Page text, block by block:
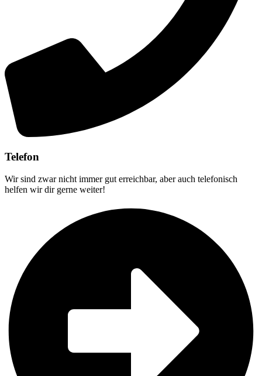
Telefon
Wir sind zwar nicht immer gut erreichbar, aber auch telefonisch
helfen wir dir gerne weiter!